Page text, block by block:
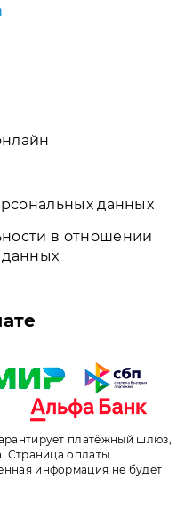
данных
в отношении
платёжный шлюз,
Страница оплаты
информация не будет